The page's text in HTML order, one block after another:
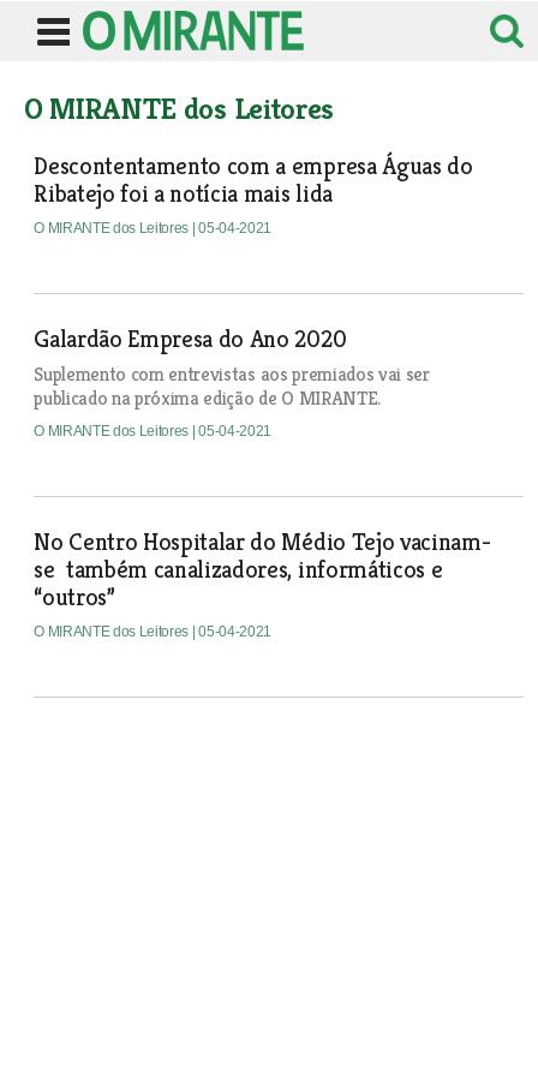
O MIRANTE dos Leitores
Descontentamento com a empresa Águas do
Ribatejo foi a notícia mais lida
O MIRANTE dos Leitores | 05-04-2021
Galardão Empresa do Ano 2020
Suplemento com entrevistas aos premiados vai ser
publicado na próxima edição de O MIRANTE.
O MIRANTE dos Leitores | 05-04-2021
No Centro Hospitalar do Médio Tejo vacinam-
se também canalizadores, informáticos e
“outros”
O MIRANTE dos Leitores | 05-04-2021